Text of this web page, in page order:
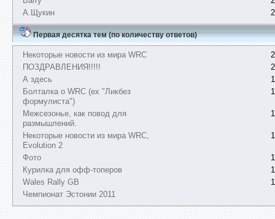
А.Щукин
Первая десятка тем (по количеству ответов)
Некоторые новости из мира WRC
ПОЗДРАВЛЕНИЯ!!!!!
А здесь
Болталка о WRC (ex "Ликбез
формулиста")
Межсезонье, как повод для
размышлений.
Некоторые новости из мира WRC,
Evolution 2
Фото
Курилка для офф-топеров
Wales Rally GB
Чемпионат Эстонии 2011